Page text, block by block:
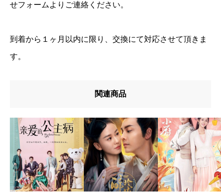
せフォームよりご連絡ください。
到着から１ヶ月以内に限り、交換にて対応させて頂きま
す。
関連商品